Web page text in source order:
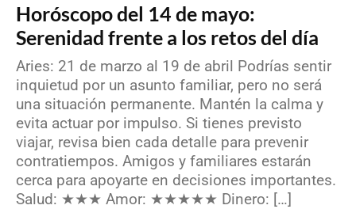
Horóscopo del 14 de mayo:
Serenidad frente a los retos del día
Aries: 21 de marzo al 19 de abril Podrías sentir
inquietud por un asunto familiar, pero no será
una situación permanente. Mantén la calma y
evita actuar por impulso. Si tienes previsto
viajar, revisa bien cada detalle para prevenir
contratiempos. Amigos y familiares estarán
cerca para apoyarte en decisiones importantes.
Salud: ★★★ Amor: ★★★★★ Dinero: […]